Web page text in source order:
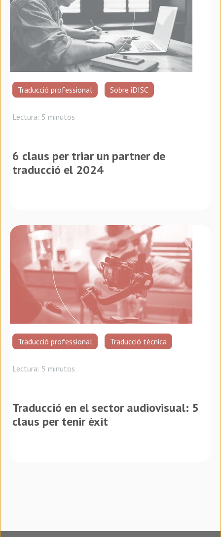
Traducció professional Sobre iDISC
Lectura: 5 minutos
6 claus per triar un partner de
traducció el 2024
Traducció professional Traducció tècnica
Lectura: 5 minutos
Traducció en el sector audiovisual: 5
claus per tenir èxit